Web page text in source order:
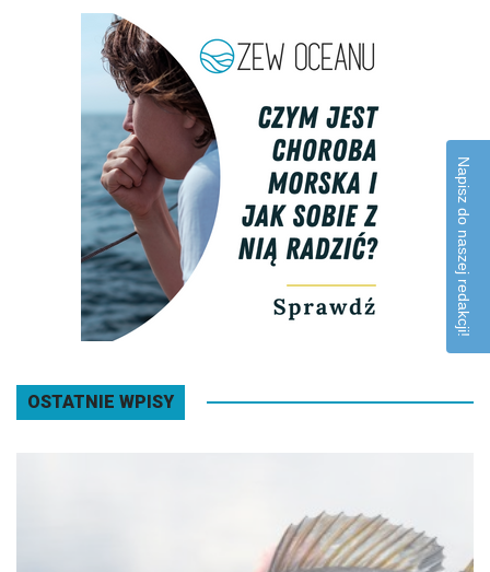
OSTATNIE WPISY
Napisz do naszej redakcji!